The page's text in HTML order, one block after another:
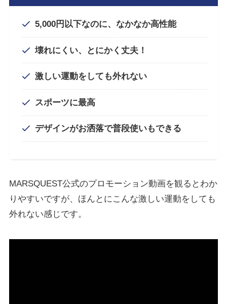
5,000円以下なのに、なかなか高性能
壊れにくい、とにかく丈夫！
激しい運動をしても外れない
スポーツに最高
デザインがお洒落で普段使いもできる
MARSQUEST公式のプロモーション動画を観るとわか
りやすいですが、ほんとにこんな激しい運動をしても
外れない感じです。